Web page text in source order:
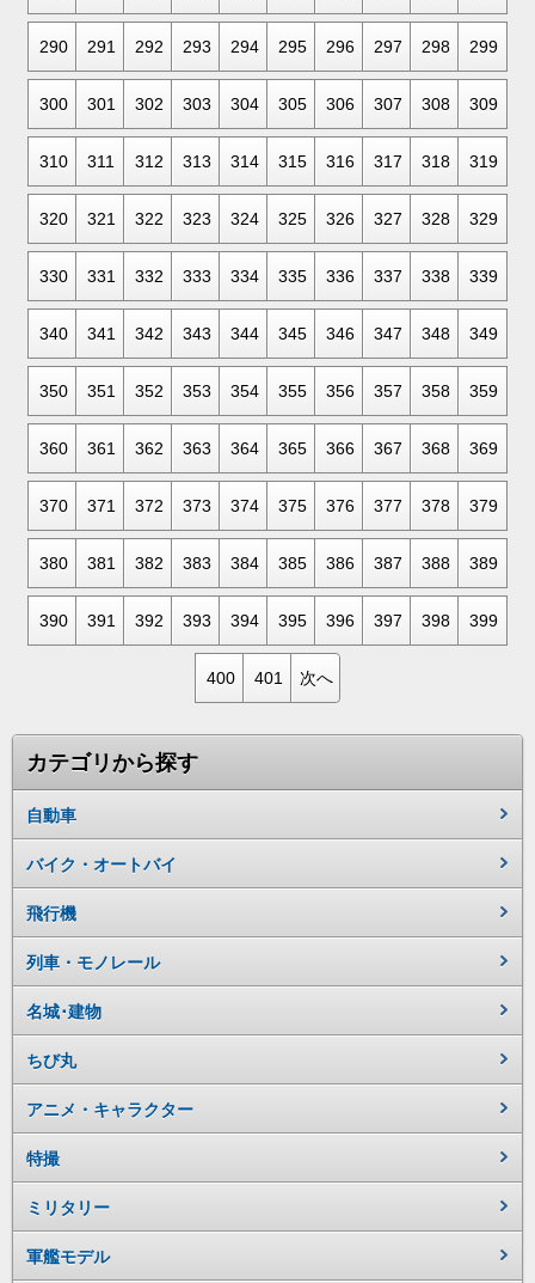
290 291 292 293 294 295 296 297 298 299
300 301 302 303 304 305 306 307 308 309
310 311 312 313 314 315 316 317 318 319
320 321 322 323 324 325 326 327 328 329
330 331 332 333 334 335 336 337 338 339
340 341 342 343 344 345 346 347 348 349
350 351 352 353 354 355 356 357 358 359
360 361 362 363 364 365 366 367 368 369
370 371 372 373 374 375 376 377 378 379
380 381 382 383 384 385 386 387 388 389
390 391 392 393 394 395 396 397 398 399
400 401 次へ
カテゴリから探す
自動車
バイク・オートバイ
飛行機
列車・モノレール
名城･建物
ちび丸
アニメ・キャラクター
特撮
ミリタリー
軍艦モデル